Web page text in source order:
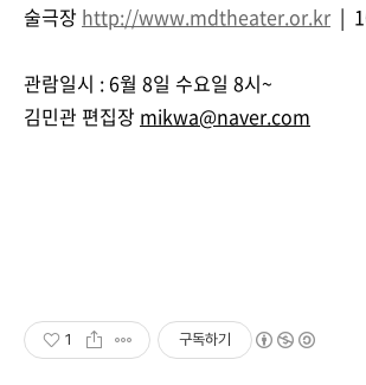
술극장 http://www.mdtheater.or.kr |
관람일시 : 6월 8일 수요일 8시~
김민관 편집장 mikwa@naver.com
1 구독하기